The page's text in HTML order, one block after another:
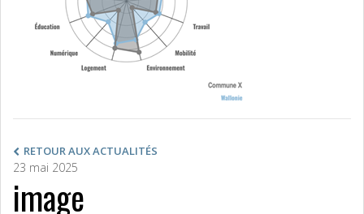
RETOUR AUX ACTUALITÉS
23 mai 2025
image